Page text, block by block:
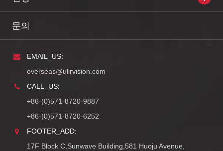
문의
EMAIL_US:
overseas@ulirvision.com
CALL_US:
+86-(0)571-8720-9887
+86-(0)571-8720-6252
FOOTER_ADD:
17F Block C,Sunwave Building,581 Huoju Avenue,